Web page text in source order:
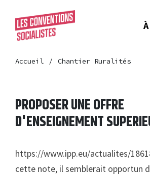
Accueil Chantier Ruralités
PROPOSER UNE OFFRE
D'ENSEIGNEMENT
https://www.ipp.eu/actualites/
cette note, il semblerait opportun